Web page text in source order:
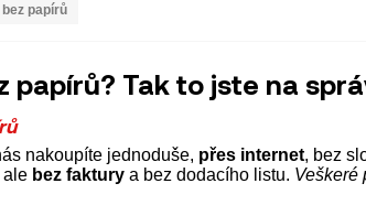
papírů
papírů? Tak to jste na
nakoupíte jednoduše, přes internet, bez
ale bez faktury a bez dodacího listu. Veškeré